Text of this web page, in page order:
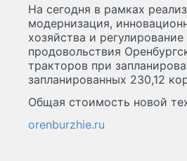
На сегодня в рамках
модернизация,
хозяйства и
продовольствия
тракторов при
запланированных 230,12
Общая стоимость новой
orenburzhie.ru